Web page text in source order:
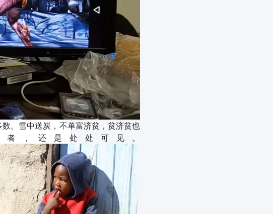
。雪中送炭，不单富济贫，贫济贫也
，还是处处可见。